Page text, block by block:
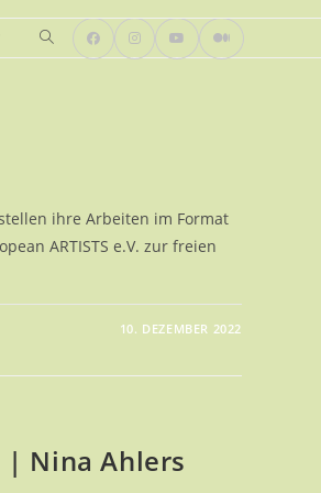
Website-
ihre Arbeiten im Format
ARTISTS e.V. zur freien
10. DEZEMBER 2022
| Nina Ahlers